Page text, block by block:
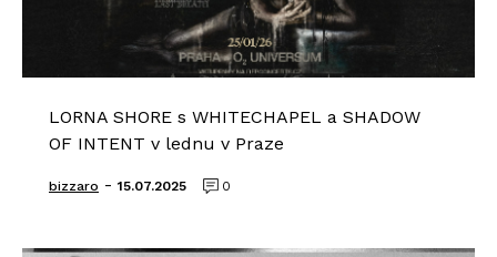
LORNA SHORE s WHITECHAPEL a SHADOW
OF INTENT v lednu v Praze
bizzaro - 15.07.2025 0